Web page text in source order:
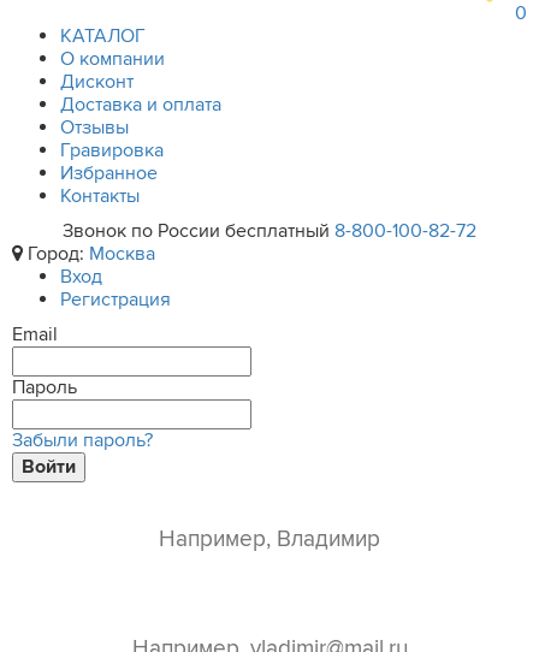
0
КАТАЛОГ
О компании
Дисконт
Доставка и оплата
Отзывы
Гравировка
Избранное
Контакты
Звонок по России бесплатный 8-800-100-82-72
Город: Москва
Вход
Регистрация
Email
Пароль
Забыли пароль?
Войти